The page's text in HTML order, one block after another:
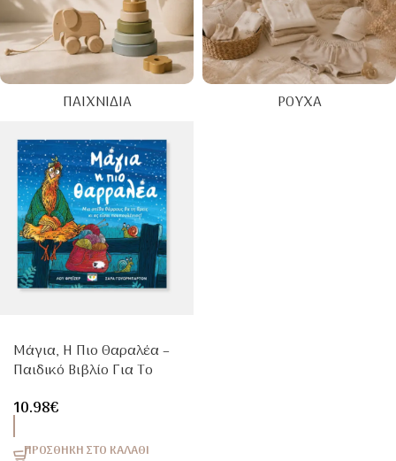
ΠΑΙΧΝΊΔΙΑ ΡΟΎΧΑ
Μάγια, Η Πιο Θαραλέα –
Παιδικό Βιβλίο Για Το
Ετών
10.98€
ΠΡΟΣΘΉΚΗ ΣΤΟ ΚΑΛΆΘΙ